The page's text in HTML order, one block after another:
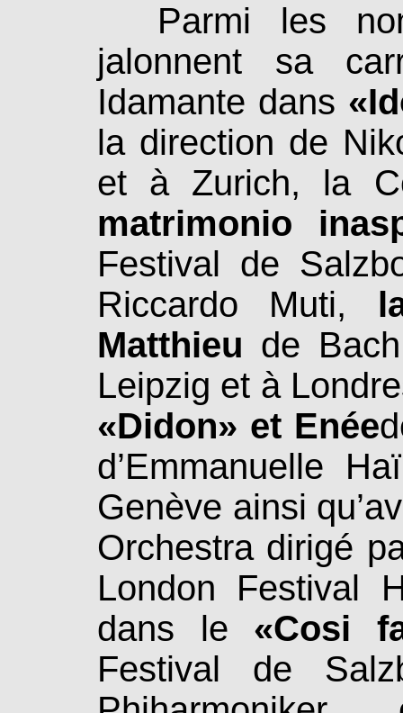
Parmi les
jalonnent sa
Idamante dans
la direction de
et à Zurich, la
matrimonio
Festival de
Riccardo Muti,
Matthieu de
Leipzig et à
«Didon» et Enée
d’Emmanuelle
Genève ainsi
Orchestra dirigé
London Festival
dans le «Cosi
Festival de